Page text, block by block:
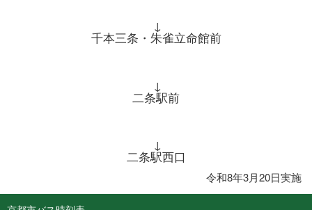
↓
千本三条・朱雀立命館前
↓
二条駅前
↓
二条駅西口
令和8年3月20日実施